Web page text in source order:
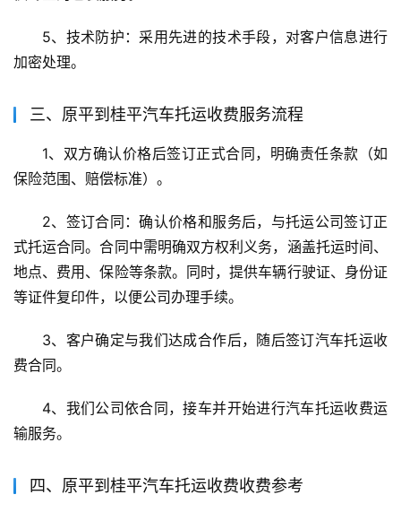
5、技术防护：采用先进的技术手段，对客户信息进行
加密处理。
三、原平到桂平汽车托运收费服务流程
1、双方确认价格后签订正式合同，明确责任条款（如
保险范围、赔偿标准）。
2、签订合同：确认价格和服务后，与托运公司签订正
式托运合同。合同中需明确双方权利义务，涵盖托运时间、
地点、费用、保险等条款。同时，提供车辆行驶证、身份证
等证件复印件，以便公司办理手续。
3、客户确定与我们达成合作后，随后签订汽车托运收
费合同。
4、我们公司依合同，接车并开始进行汽车托运收费运
输服务。
四、原平到桂平汽车托运收费收费参考